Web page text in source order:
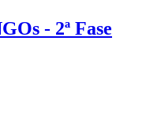
- 2ª Fase